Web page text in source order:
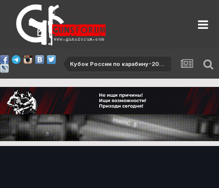
Кубок России по карабину-2017, 2 этап